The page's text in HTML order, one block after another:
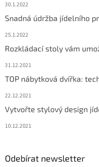
30.1.2022
Snadná údržba jídelního
25.1.2022
Rozkládací stoly vám
31.12.2021
TOP nábytková dvířka:
22.12.2021
Vytvořte stylový design
10.12.2021
Odebírat newsletter